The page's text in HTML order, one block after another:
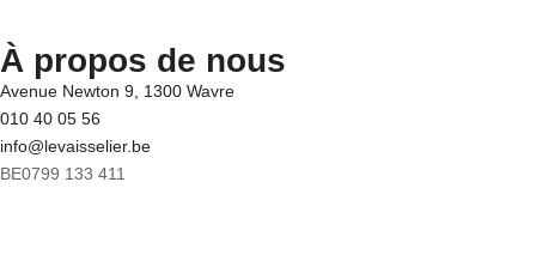
À propos de nous
Avenue Newton 9, 1300 Wavre
010 40 05 56
info@levaisselier.be
BE0799 133 411